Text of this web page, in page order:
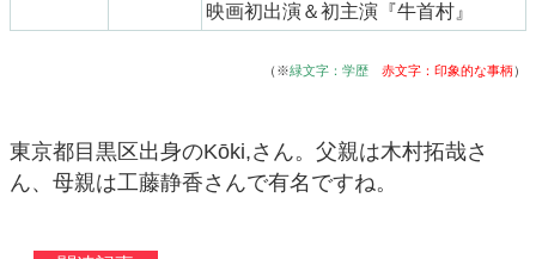
映画初出演＆初主演『牛首村』
（※緑文字：学歴 赤文字：印象的な事柄）
東京都目黒区出身のKōki,さん。父親は木村拓哉さ
ん、母親は工藤静香さんで有名ですね。